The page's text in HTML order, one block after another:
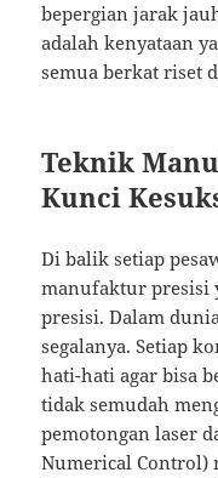
bepergian jarak
adalah kenyataan
semua berkat riset
Teknik
Kunci
Di balik setiap
manufaktur presisi
presisi. Dalam
segalanya. Setiap
hati-hati agar bisa
tidak semudah
pemotongan laser
Numerical Control)